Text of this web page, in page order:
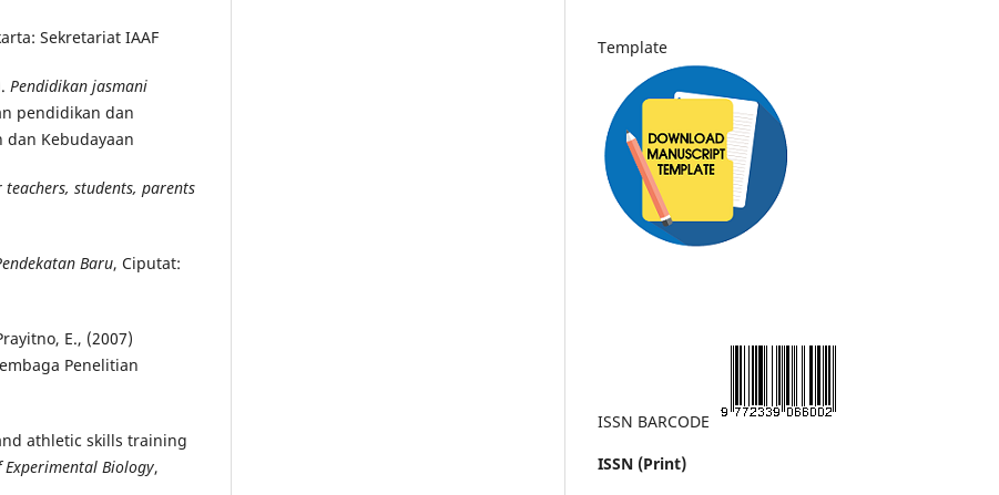
Sekretariat IAAF
Pendidikan jasmani
pendidikan dan
dan Kebudayaan
students, parents
Baru, Ciputat:
E., (2007)
Penelitian
athletic skills training
Experimental Biology,
Template
ISSN BARCODE
ISSN (Print)